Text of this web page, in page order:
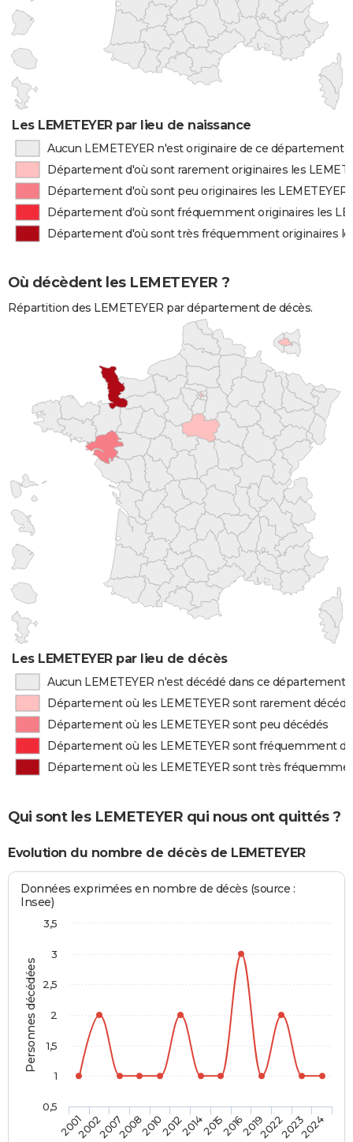
Les LEMETEYER par lieu de naissance
Aucun LEMETEYER n'est originaire de ce département
Département d'où sont rarement originaires les
Département d'où sont peu originaires les LEMETEYER
Département d'où sont fréquemment originaires les
Département d'où sont très fréquemment originaires
Où décèdent les LEMETEYER ?
Répartition des LEMETEYER par département de décès.
Les LEMETEYER par lieu de décès
Aucun LEMETEYER n'est décédé dans ce département
Département où les LEMETEYER sont rarement
Département où les LEMETEYER sont peu décédés
Département où les LEMETEYER sont fréquemment
Département où les LEMETEYER sont très
Qui sont les LEMETEYER qui nous ont quittés ?
Evolution du nombre de décès de LEMETEYER
Personnes décédées
Données exprimées en nombre de décès (source :
Insee)
2001200220072008201020122014201520162019202220232024
0,5
1
1,5
2
2,5
3
3,5